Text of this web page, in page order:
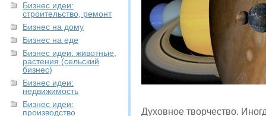
Бизнес идеи:
строительство, ремонт
Бизнес на дому
Бизнес на еде
Бизнес идеи: животные,
растения (сельский
бизнес)
Бизнес идеи:
недвижимость
Бизнес идеи:
производство
Духовное творчество.